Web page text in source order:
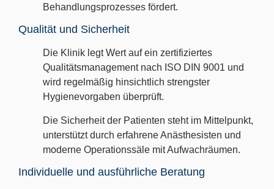
Behandlungsprozesses fördert.
Qualität und Sicherheit
Die Klinik legt Wert auf ein zertifiziertes
Qualitätsmanagement nach ISO DIN 9001 und
wird regelmäßig hinsichtlich strengster
Hygienevorgaben überprüft.
Die Sicherheit der Patienten steht im Mittelpunkt,
unterstützt durch erfahrene Anästhesisten und
moderne Operationssäle mit Aufwachräumen.
Individuelle und ausführliche Beratung